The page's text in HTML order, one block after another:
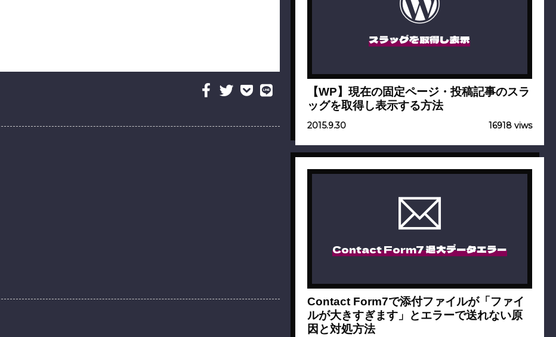
スラッグを取得し表示
【WP】現在の固定ページ・投稿記事のスラ
ッグを取得し表示する方法
2015.9.30 16918 viws
Contact Form7 過大データエラー
Contact Form7で添付ファイルが「ファイ
ルが大きすぎます」とエラーで送れない原
因と対処方法